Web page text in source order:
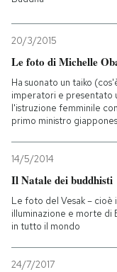
20/3/2015
Le foto di Michelle
Ha suonato un taiko
imperatori e presentato
l'istruzione femminile
primo ministro
14/5/2014
Il Natale dei buddhisti
Le foto del Vesak – cioè
illuminazione e morte di
in tutto il mondo
24/7/2017